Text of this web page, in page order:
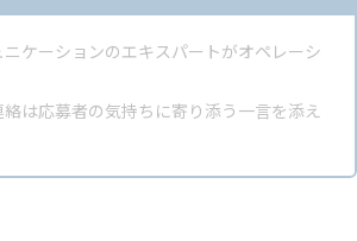
ケーションのエキスパートがオペレーシ
は応募者の気持ちに寄り添う一言を添え